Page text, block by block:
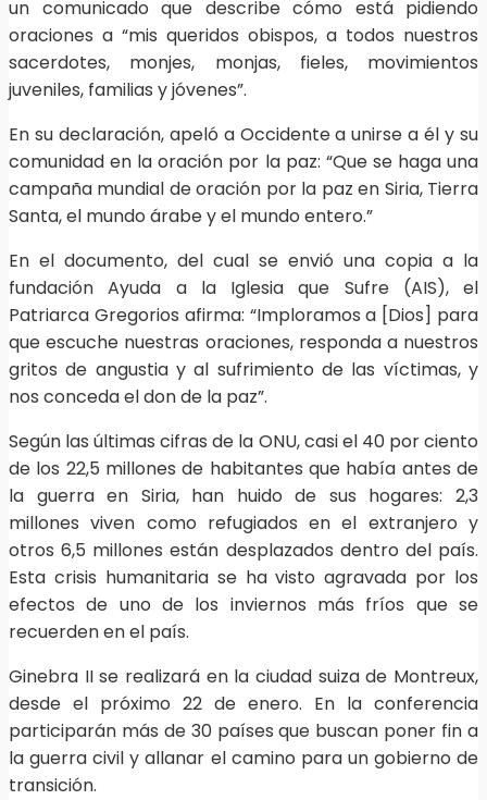
un comunicado que describe cómo está pidiendo
oraciones a “mis queridos obispos, a todos nuestros
sacerdotes, monjes, monjas, fieles, movimientos
juveniles, familias y jóvenes”.
En su declaración, apeló a Occidente a unirse a él y su
comunidad en la oración por la paz: “Que se haga una
campaña mundial de oración por la paz en Siria, Tierra
Santa, el mundo árabe y el mundo entero.”
En el documento, del cual se envió una copia a la
fundación Ayuda a la Iglesia que Sufre (AIS), el
Patriarca Gregorios afirma: “Imploramos a [Dios] para
que escuche nuestras oraciones, responda a nuestros
gritos de angustia y al sufrimiento de las víctimas, y
nos conceda el don de la paz”.
Según las últimas cifras de la ONU, casi el 40 por ciento
de los 22,5 millones de habitantes que había antes de
la guerra en Siria, han huido de sus hogares: 2,3
millones viven como refugiados en el extranjero y
otros 6,5 millones están desplazados dentro del país.
Esta crisis humanitaria se ha visto agravada por los
efectos de uno de los inviernos más fríos que se
recuerden en el país.
Ginebra II se realizará en la ciudad suiza de Montreux,
desde el próximo 22 de enero. En la conferencia
participarán más de 30 países que buscan poner fin a
la guerra civil y allanar el camino para un gobierno de
transición.